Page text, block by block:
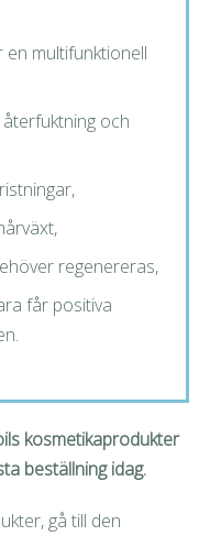
multifunktionell
och
regenereras,
får positiva
kosmetikaprodukter
beställning idag.
gå till den